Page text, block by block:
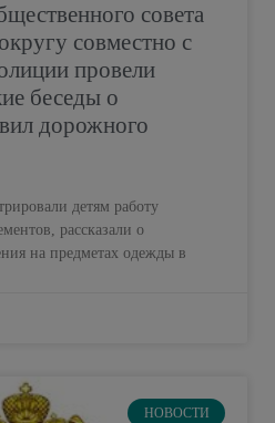
совета
совместно с
провели
беседы о
дорожного
детям работу
рассказали о
на предметах одежды в
НОВОСТИ